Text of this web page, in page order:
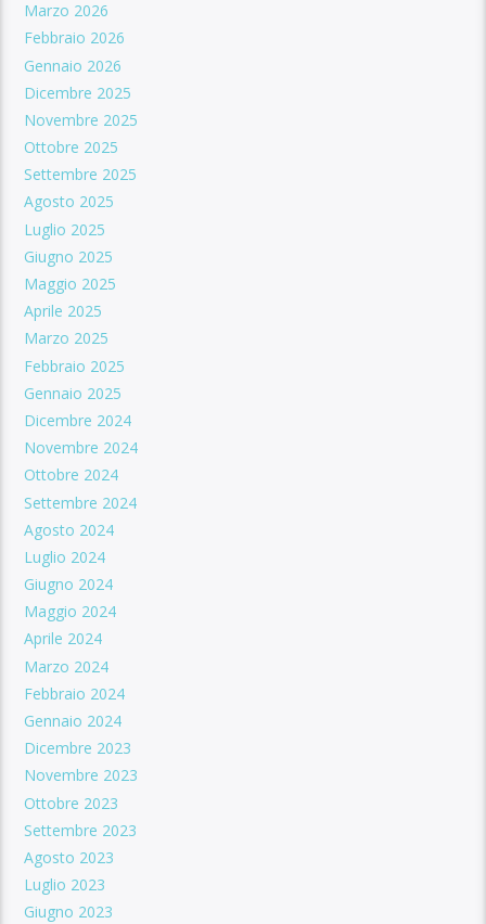
Marzo 2026
Febbraio 2026
Gennaio 2026
Dicembre 2025
Novembre 2025
Ottobre 2025
Settembre 2025
Agosto 2025
Luglio 2025
Giugno 2025
Maggio 2025
Aprile 2025
Marzo 2025
Febbraio 2025
Gennaio 2025
Dicembre 2024
Novembre 2024
Ottobre 2024
Settembre 2024
Agosto 2024
Luglio 2024
Giugno 2024
Maggio 2024
Aprile 2024
Marzo 2024
Febbraio 2024
Gennaio 2024
Dicembre 2023
Novembre 2023
Ottobre 2023
Settembre 2023
Agosto 2023
Luglio 2023
Giugno 2023